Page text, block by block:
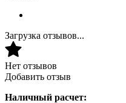
Загрузка отзывов...
Нет отзывов
Добавить отзыв
Наличный расчет: